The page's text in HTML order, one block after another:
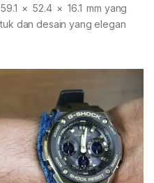
× 52.4 × 16.1 mm yang
dan desain yang elegan